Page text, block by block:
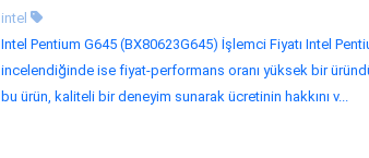
intel
Intel Pentium G645 (BX80623G645) İşlemci Fiyatı Intel
incelendiğinde ise fiyat-performans oranı yüksek bir
bu ürün, kaliteli bir deneyim sunarak ücretinin hakkını v...